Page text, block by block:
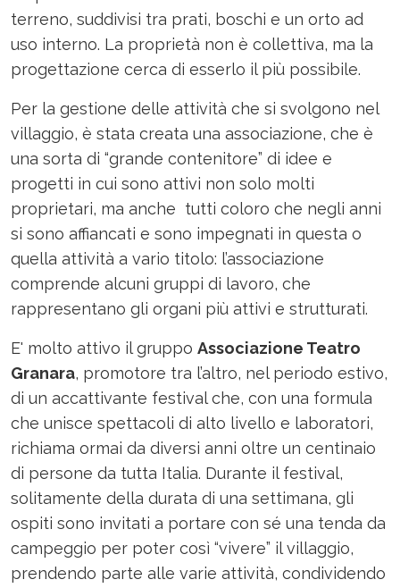
terreno, suddivisi tra prati, boschi e un orto ad
uso interno. La proprietà non è collettiva, ma la
progettazione cerca di esserlo il più possibile.
Per la gestione delle attività che si svolgono nel
villaggio, è stata creata una associazione, che è
una sorta di “grande contenitore” di idee e
progetti in cui sono attivi non solo molti
proprietari, ma anche tutti coloro che negli anni
si sono affiancati e sono impegnati in questa o
quella attività a vario titolo: l’associazione
comprende alcuni gruppi di lavoro, che
rappresentano gli organi più attivi e strutturati.
E' molto attivo il gruppo Associazione Teatro
Granara, promotore tra l’altro, nel periodo estivo,
di un accattivante festival che, con una formula
che unisce spettacoli di alto livello e laboratori,
richiama ormai da diversi anni oltre un centinaio
di persone da tutta Italia. Durante il festival,
solitamente della durata di una settimana, gli
ospiti sono invitati a portare con sé una tenda da
campeggio per poter così “vivere” il villaggio,
prendendo parte alle varie attività, condividendo